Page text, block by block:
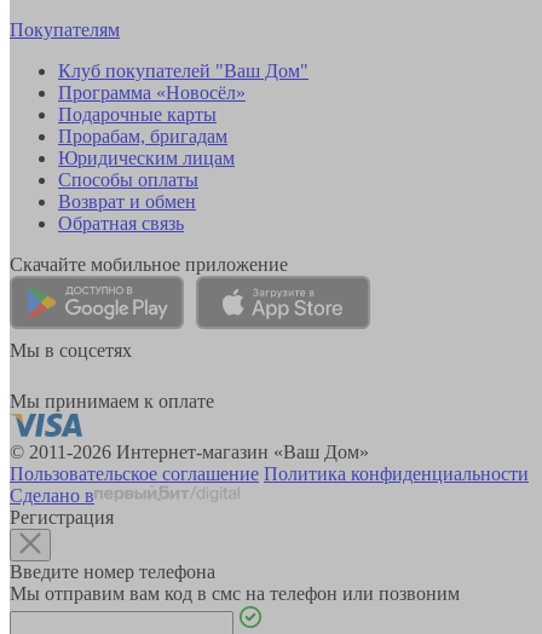
Покупателям
Клуб покупателей "Ваш Дом"
Программа «Новосёл»
Подарочные карты
Прорабам, бригадам
Юридическим лицам
Способы оплаты
Возврат и обмен
Обратная связь
Скачайте мобильное приложение
Мы в соцсетях
Мы принимаем к оплате
© 2011-2026 Интернет-магазин «Ваш Дом»
Пользовательское соглашение Политика конфиденциальности
Сделано в
Регистрация
Введите номер телефона
Мы отправим вам код в смс на телефон или позвоним